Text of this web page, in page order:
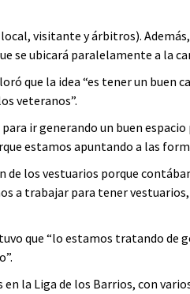
visitante y árbitros).
se ubicará paralelamente a la
que la idea “es tener un buen
veteranos”.
ir generando un buen
estamos apuntando a las
de los vestuarios porque
a trabajar para tener
que “lo estamos tratando de
la Liga de los Barrios, con